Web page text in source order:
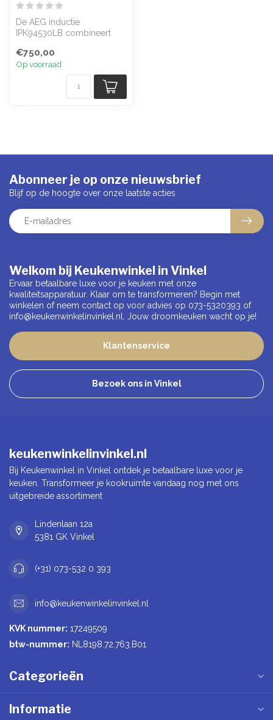
De AEG inductie
IPK94530LB combineert
functionaliteit voor uw ...
€750,00
Op voorraad
Welkom bij Keukenwinkel in Vinkel
Ervaar betaalbare luxe voor je keuken met onze
kwaliteitsapparatuur. Klaar om te transformeren? Begin met
winkelen of neem contact op voor advies op 073-5320393 of
info@keukenwinkelinvinkel.nl
. Jouw droomkeuken wacht op je!
Klantenservice
Bezoek ons in Vinkel
Abonneer je op onze nieuwsbrief
Blijf op de hoogte over onze laatste acties
keukenwinkelinvinkel.nl
Bij Keukenwinkel in Vinkel ontdek je betaalbare luxe voor je
keuken. Transformeer je kookruimte vandaag nog met ons
uitgebreide assortiment
Lindenlaan 12a
5381 GK Vinkel
(+31) 073-532 0 393
info@keukenwinkelinvinkel.nl
KVK nummer: 17249509
btw-nummer: NL8198.72.763.B01
Categorieën
Informatie